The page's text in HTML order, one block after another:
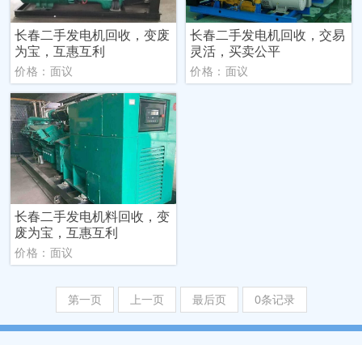
长春二手发电机回收，变废
为宝，互惠互利
价格：面议
长春二手发电机回收，交易
灵活，买卖公平
价格：面议
长春二手发电机料回收，变
废为宝，互惠互利
价格：面议
第一页 上一页 最后页 0条记录